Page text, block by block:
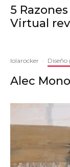
5
Virtual
lolarocker · Diseño
Alec